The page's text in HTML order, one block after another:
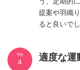
提案や羽織
ると良いでし
適度な運
予防
4